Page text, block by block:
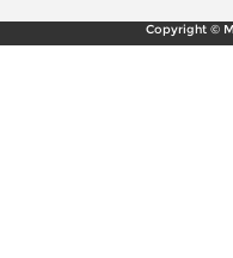
Copyright ©